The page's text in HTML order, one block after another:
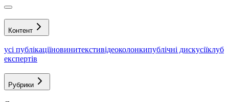
Контент
усі публікаціїновинитекстивідеоколонкипублічні дискусіїклуб
експертів
Рубрики